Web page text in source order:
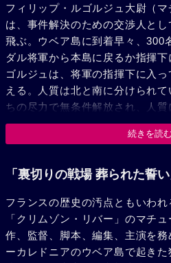
フィリップ・ルゴルジュ大尉（マ
は、事件解決のための交渉人と
飛ぶ。ウベア島に到着早々、300
ダル将軍から本島に戻るか指揮
ゴルジュは、将軍の指揮下に入
える。人質は北と南に分けられ
ちの尽力で無条件解放され、人
兵サミーから情報を聞く。一方
人質たちは、カヤック族出身の
た。ルゴルジュはGIGNの部下、
が、相手をよく知っているとい
敗、ルゴルジュとサミーも独立
ゴルジュは敵のアジトとなって
人質たちの安否を確認したルゴ
続きを読
「裏切りの戦場 葬られた誓
フランスの歴史の汚点ともいわ
「クリムゾン・リバー」のマチ
作、監督、脚本、編集、主演を
ーカレドニアのウベア島で起き